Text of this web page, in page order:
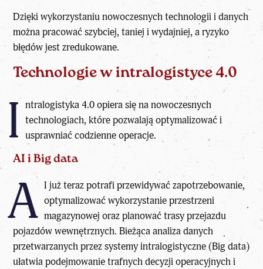
Dzięki wykorzystaniu nowoczesnych technologii i danych
można pracować szybciej, taniej i wydajniej, a ryzyko
błędów jest zredukowane.
Technologie w intralogistyce 4.0
I ntralogistyka 4.0 opiera się na nowoczesnych
technologiach, które pozwalają optymalizować i
usprawniać codzienne operacje.
AI i Big data
A I już teraz potrafi przewidywać zapotrzebowanie,
optymalizować wykorzystanie przestrzeni
magazynowej oraz planować trasy przejazdu
pojazdów wewnętrznych. Bieżąca analiza danych
przetwarzanych przez systemy intralogistyczne (Big data)
ułatwia podejmowanie trafnych decyzji operacyjnych i